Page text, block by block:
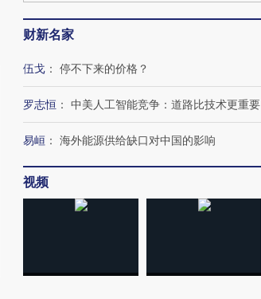
财新名家
伍戈 ： 停不下来的价格？
罗志恒 ： 中美人工智能竞争：道路比技术更重要
易峘 ： 海外能源供给缺口对中国的影响
视频